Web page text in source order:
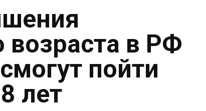
возраста в РФ
пойти
лет